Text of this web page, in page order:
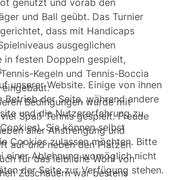
genutzt und vorab den
und Ball geübt. Das Turnier
dass mit Handicaps
ausgeglichen
in festen Doppeln gespielt,
Kegeln und Tennis-Boccia
Bedingungen wurde mit
Spaß Tennis gespielt. Freude
aller Anstrengung und
auf und neben den Plätzen
für das leibliche Wohl von
Zuschauern war bestens
unserer Website. Einige von ihnen
Betrieb der Seite, während andere
und die Nutzererfahrung zu
Sie können selbst
Cookies zulassen möchten. Bitte
einer Ablehnung womöglich nicht
der Seite zur Verfügung stehen.